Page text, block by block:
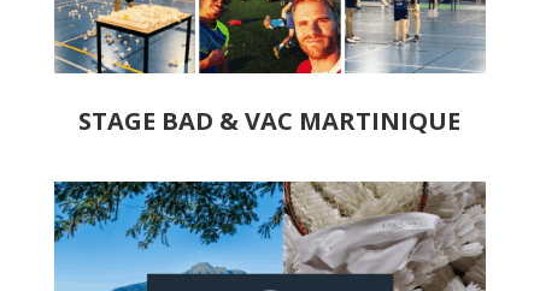
STAGE BAD & VAC MARTINIQUE